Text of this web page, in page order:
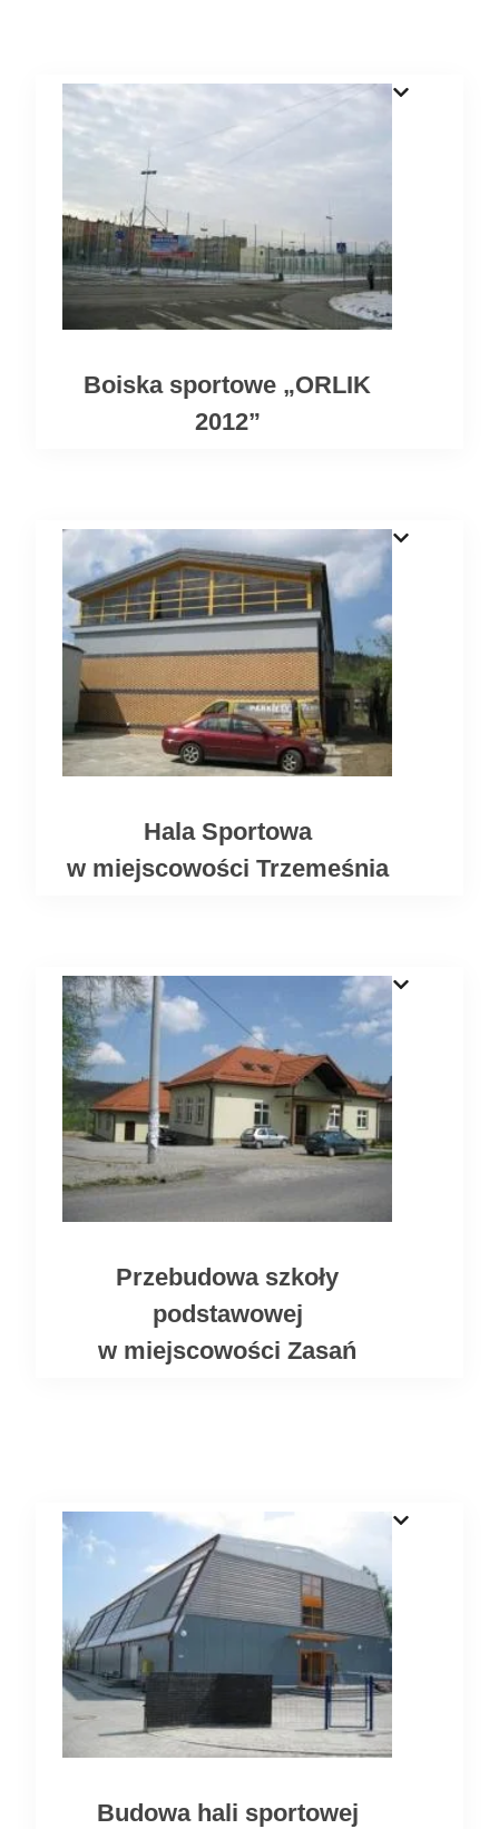
Boiska sportowe „ORLIK
2012”
Hala Sportowa
w miejscowości Trzemeśnia
Przebudowa szkoły
podstawowej
w miejscowości Zasań
Budowa hali sportowej